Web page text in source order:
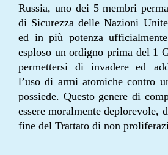
Russia, uno dei 5 membri
di Sicurezza delle Nazioni
ed in più potenza
esploso un ordigno prima del 1
permettersi di
invadere ed
l’uso di armi atomiche contro
possiede. Questo genere di
essere moralmente deplorevole,
fine del Trattato di non